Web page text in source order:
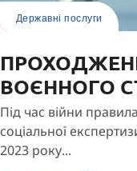
Державні послуги
ВОЄННОГО
Під час війни
соціальної
2023 року...